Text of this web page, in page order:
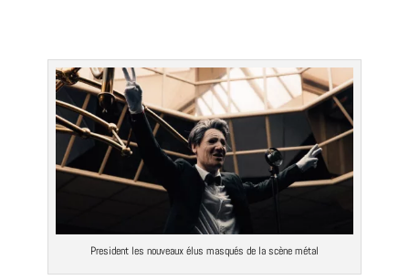
President les nouveaux élus masqués de la scène métal